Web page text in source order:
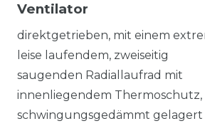
Ventilator
direktgetrieben, mit einem
leise laufendem, zweiseitig
saugenden Radiallaufrad mit
innenliegendem Thermoschutz,
schwingungsgedämmt gelagert